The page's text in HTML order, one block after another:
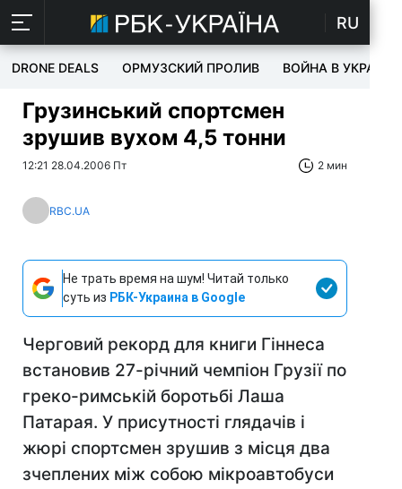
RU
DRONE DEALS ОРМУЗСКИЙ ПРОЛИВ ВОЙНА В УКРАИНЕ
Грузинський спортсмен
зрушив вухом 4,5 тонни
12:21 28.04.2006 Пт 2 мин
RBC.UA
Не трать время на шум! Читай только
суть из РБК-Украина в Google
Черговий рекорд для книги Гіннеса
встановив 27-річний чемпіон Грузії по
греко-римській боротьбі Лаша
Патарая. У присутності глядачів і
жюрі спортсмен зрушив з місця два
зчеплених між собою мікроавтобуси